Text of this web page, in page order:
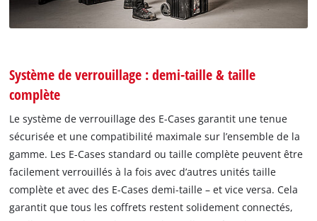
Système de verrouillage : demi-taille & taille
complète
Le système de verrouillage des E-Cases garantit une tenue
sécurisée et une compatibilité maximale sur l’ensemble de la
gamme. Les E-Cases standard ou taille complète peuvent être
facilement verrouillés à la fois avec d’autres unités taille
complète et avec des E-Cases demi-taille – et vice versa. Cela
garantit que tous les coffrets restent solidement connectés,